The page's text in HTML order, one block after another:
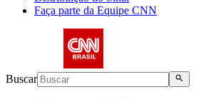
Faça parte da Equipe CNN
Buscar